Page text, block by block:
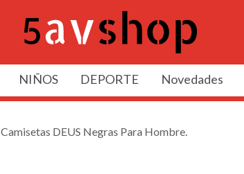
NIÑOS DEPORTE Novedades
Camisetas DEUS Negras Para Hombre.